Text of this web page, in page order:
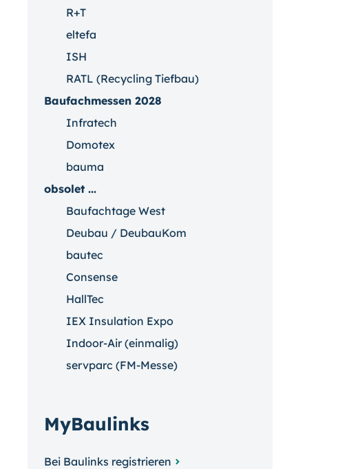
R+T
eltefa
ISH
RATL (Recycling Tiefbau)
Baufachmessen 2028
Infratech
Domotex
bauma
obsolet ...
Baufachtage West
Deubau / DeubauKom
bautec
Consense
HallTec
IEX Insulation Expo
Indoor-Air (einmalig)
servparc (FM-Messe)
MyBaulinks
Bei Baulinks registrieren